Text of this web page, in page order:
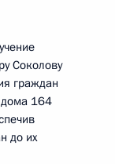
Соколову
граждан
дома 164
до их